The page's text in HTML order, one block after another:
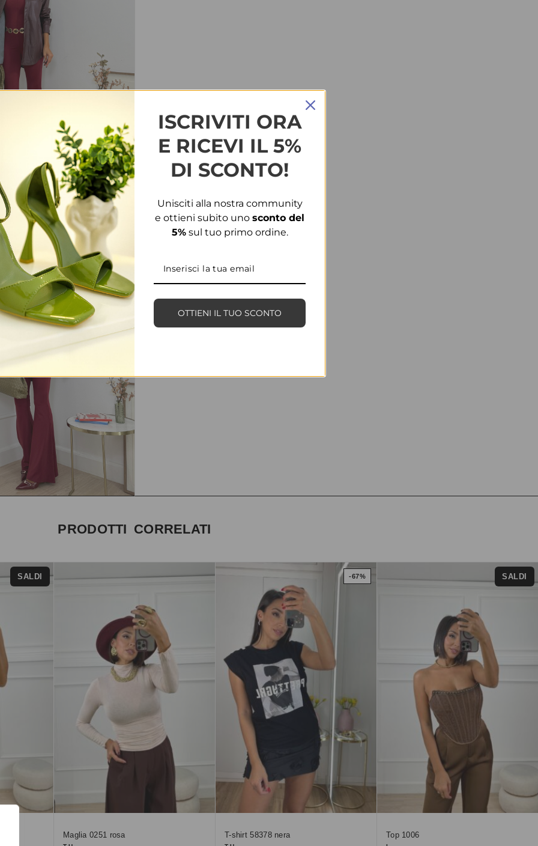
PRODOTTI CORRELATI
SALDI
Maglia 0251 rosa
-67%
T-shirt 58378 nera
SALDI
Top 1006
ISCRIVITI ORA
E RICEVI IL 5%
DI SCONTO!
Unisciti alla nostra community
e ottieni subito uno sconto del
5%sul tuo primo ordine.
OTTIENI IL TUO SCONTO